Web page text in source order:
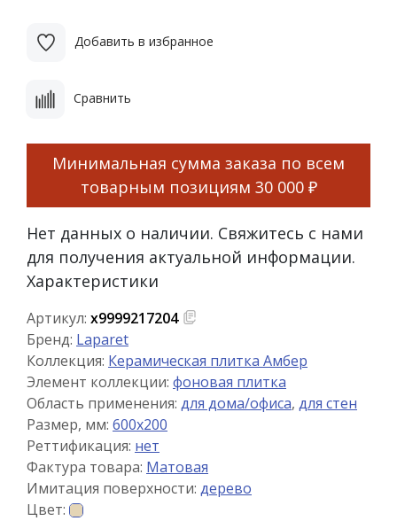
Добавить в избранное
Сравнить
Минимальная сумма заказа по всем
товарным позициям 30 000 ₽
Нет данных о наличии. Свяжитесь с нами
для получения актуальной информации.
Характеристики
Артикул: х9999217204
Бренд: Laparet
Коллекция: Керамическая плитка Амбер
Элемент коллекции: фоновая плитка
Область применения: для дома/офиса, для стен
Размер, мм: 600x200
Реттификация: нет
Фактура товара: Матовая
Имитация поверхности: дерево
Цвет: